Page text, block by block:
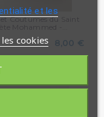
et Coutumes du Saint
8,00 €
de stock
et les
cookies